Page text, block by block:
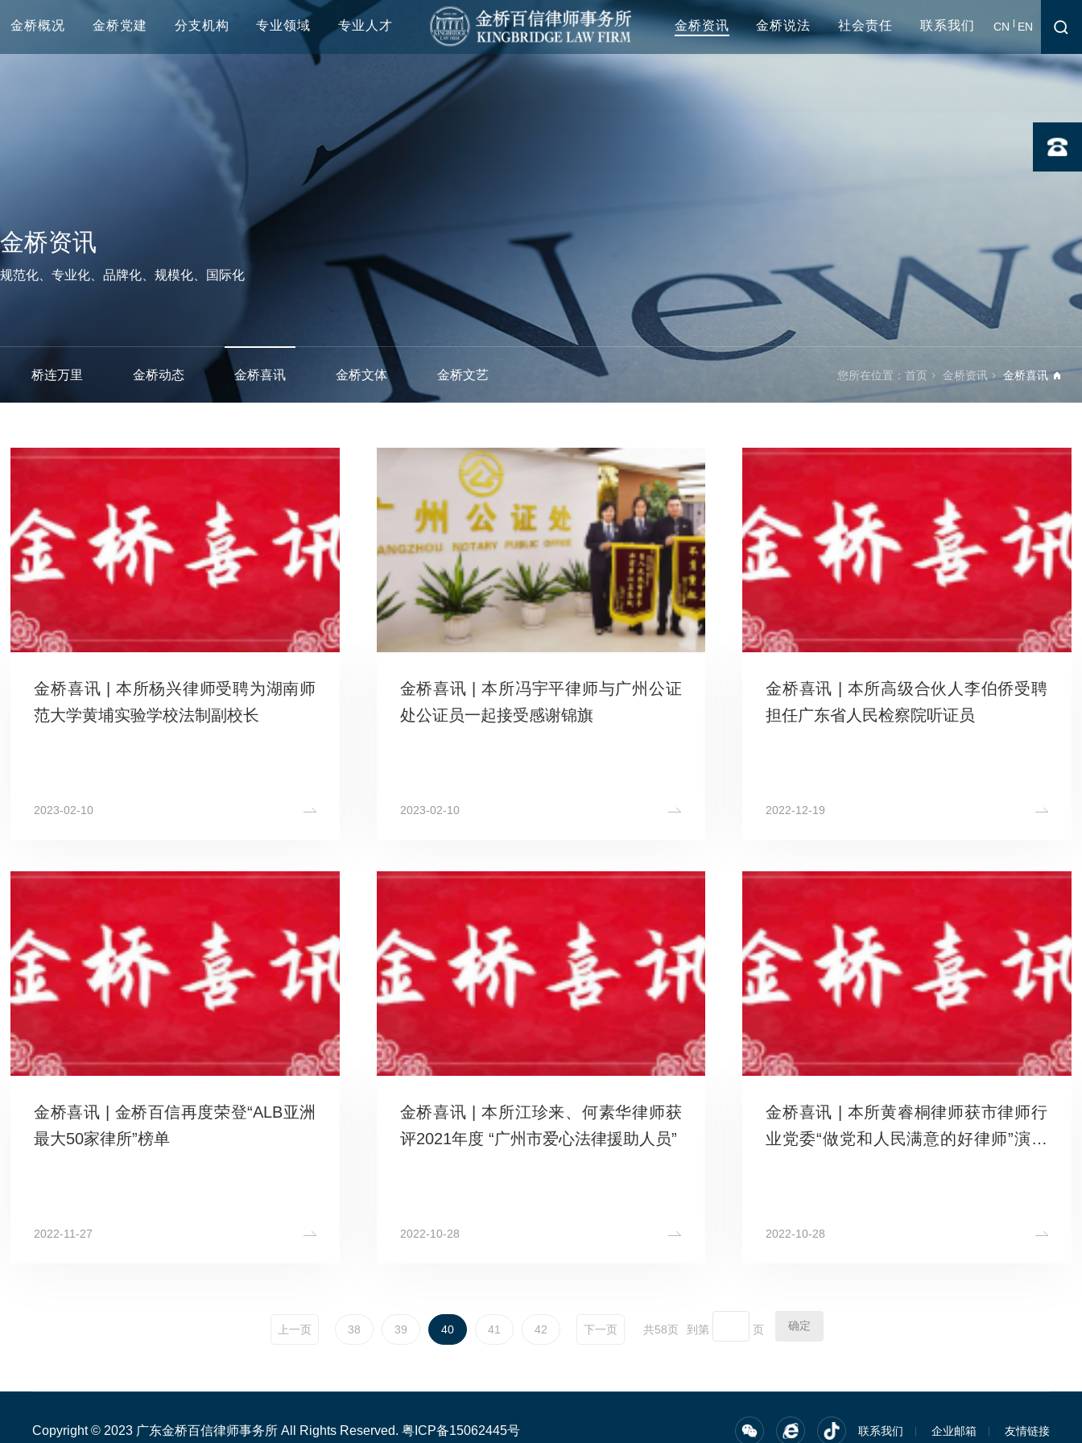
金桥概况 金桥党建 分支机构 专业领域 专业人才 金桥资讯 金桥说法 社会责任 联系我们 CN EN
金桥资讯
规范化、专业化、品牌化、规模化、国际化
桥连万里 金桥动态 金桥喜讯 金桥文体 金桥文艺 您所在位置：首页 金桥资讯 金桥喜讯
金桥喜讯 | 本所杨兴律师受聘为湖南师
范大学黄埔实验学校法制副校长
2023-02-10
金桥喜讯 | 本所冯宇平律师与广州公证
处公证员一起接受感谢锦旗
2023-02-10
金桥喜讯 | 本所高级合伙人李伯侨受聘
担任广东省人民检察院听证员
2022-12-19
金桥喜讯 | 金桥百信再度荣登“ALB亚洲
最大50家律所”榜单
2022-11-27
金桥喜讯 | 本所江珍来、何素华律师获
评2021年度 “广州市爱心法律援助人员”
2022-10-28
金桥喜讯 | 本所黄睿桐律师获市律师行
业党委“做党和人民满意的好律师”演讲
2022-10-28
上一页 38 39 40 41 42 下一页 共58页 到第 页
Copyright © 2023 广东金桥百信律师事务所 All Rights Reserved.粤ICP备15062445号 联系我们 企业邮箱 友情链接